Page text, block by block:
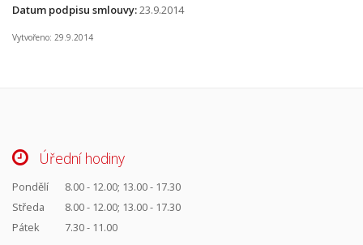
Datum podpisu smlouvy:23.9.2014
Vytvořeno: 29.9.2014
Úřední hodiny
Pondělí
8.00 - 12.00; 13.00 - 17.30
Středa
8.00 - 12.00; 13.00 - 17.30
Pátek
7.30 - 11.00